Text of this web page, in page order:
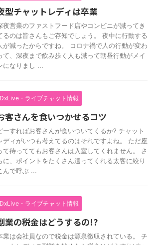
型チャットレディは卒業
夜営業のファストフード店やコンビニが減ってき
るのは皆さんもご存知でしょう。 夜中に行動する
が減ったからですね。 コロナ禍で人の行動が変わ
て、深夜まで飲み歩く人も減って朝昼行動がメイ
になりまし ...
DxLive・ライブチャット情報
客さんを食いつかせるコツ
ーすればお客さんが食いついてくるか? チャット
ディがいつも考えてるのはそれですよね。 ただ座
て待っててもお客さんは入室してくれません。 さ
に、ポイントをたくさん遣ってくれる太客に絞り
んで呼ぶ ...
DxLive・ライブチャット情報
業の税金はどうするの!?
業は会社員なので税金は源泉徴収されている。 チ